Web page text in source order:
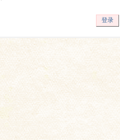
登录